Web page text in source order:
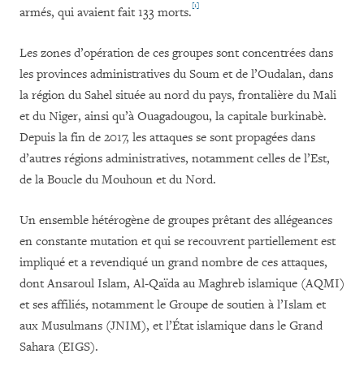
armés, qui avaient fait 133 morts.[1]
Les zones d’opération de ces groupes sont concentrées dans
les provinces administratives du Soum et de l’Oudalan, dans
la région du Sahel située au nord du pays, frontalière du Mali
et du Niger, ainsi qu’à Ouagadougou, la capitale burkinabè.
Depuis la fin de 2017, les attaques se sont propagées dans
d’autres régions administratives, notamment celles de l’Est,
de la Boucle du Mouhoun et du Nord.
Un ensemble hétérogène de groupes prêtant des allégeances
en constante mutation et qui se recouvrent partiellement est
impliqué et a revendiqué un grand nombre de ces attaques,
dont Ansaroul Islam,Al-Qaïda au Maghreb islamique (AQMI)
et ses affiliés, notamment le Groupe de soutien à l’Islam et
aux Musulmans (JNIM), et l’État islamique dans le Grand
Sahara (EIGS).